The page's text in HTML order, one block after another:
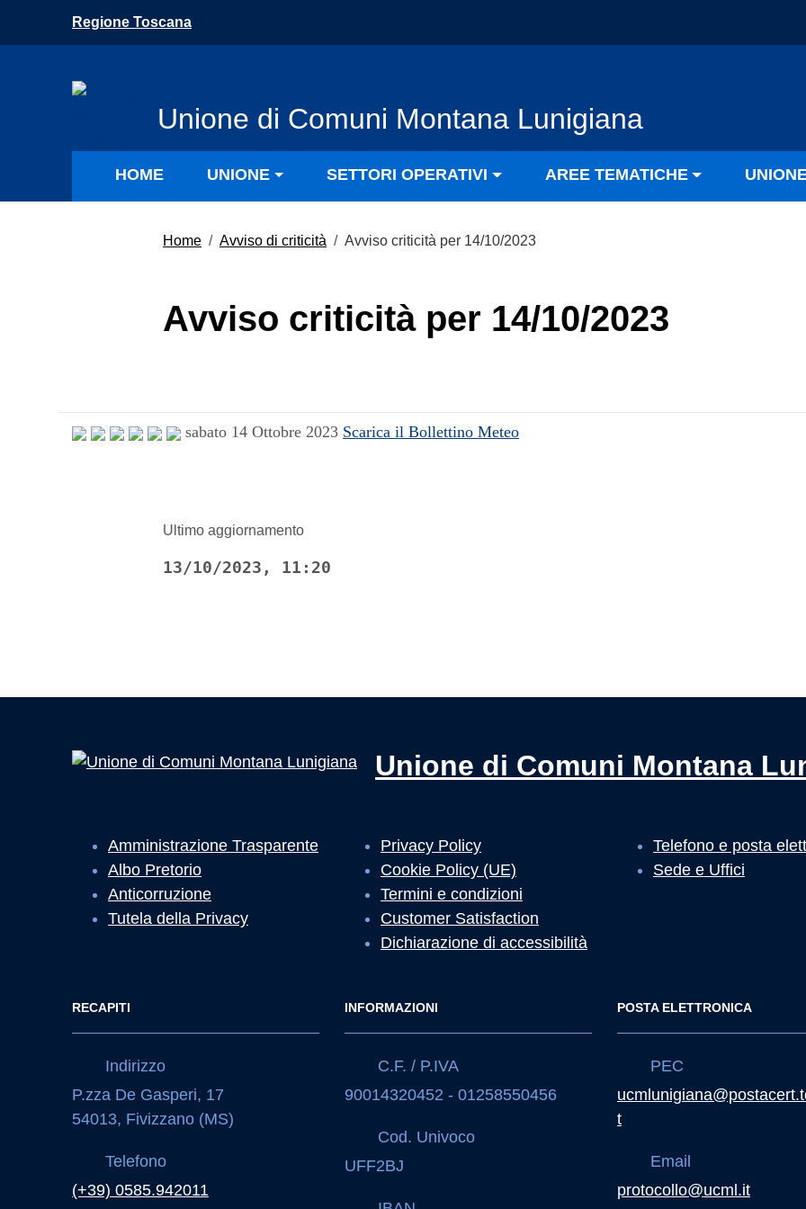
Vai al menu di navigazione
Regione Toscana
Unione di Comuni Montana Lunigiana
HOME UNIONE SETTORI OPERATIVI AREE TEMATICHE
Home / Avviso di criticità / Avviso criticità per 14/10/2023
Avviso criticità per 14/10/2023
sabato 14 Ottobre 2023 Scarica il Bollettino Meteo
Ultimo aggiornamento
13/10/2023, 11:20
Unione di Comuni Montana
Amministrazione Trasparente
Albo Pretorio
Anticorruzione
Tutela della Privacy
Privacy Policy
Cookie Policy (UE)
Termini e condizioni
Customer Satisfaction
Dichiarazione di accessibilità
Telefono e posta
Sede e Uffici
RECAPITI
Indirizzo
P.zza De Gasperi, 17
54013, Fivizzano (MS)
Telefono
(+39) 0585.942011
INFORMAZIONI
C.F. / P.IVA
90014320452 - 01258550456
Cod. Univoco
UFF2BJ
POSTA ELETTRONICA
PEC
t
Email
protocollo@ucml.it